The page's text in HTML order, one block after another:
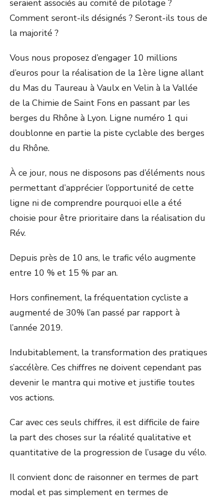
seraient associés au comité de pilotage ?
Comment seront-ils désignés ? Seront-ils tous de
la majorité ?
Vous nous proposez d’engager 10 millions
d’euros pour la réalisation de la 1ère ligne allant
du Mas du Taureau à Vaulx en Velin à la Vallée
de la Chimie de Saint Fons en passant par les
berges du Rhône à Lyon. Ligne numéro 1 qui
doublonne en partie la piste cyclable des berges
du Rhône.
À ce jour, nous ne disposons pas d’éléments nous
permettant d’apprécier l’opportunité de cette
ligne ni de comprendre pourquoi elle a été
choisie pour être prioritaire dans la réalisation du
Rév.
Depuis près de 10 ans, le trafic vélo augmente
entre 10 % et 15 % par an.
Hors confinement, la fréquentation cycliste a
augmenté de 30% l’an passé par rapport à
l’année 2019.
Indubitablement, la transformation des pratiques
s’accélère. Ces chiffres ne doivent cependant pas
devenir le mantra qui motive et justifie toutes
vos actions.
Car avec ces seuls chiffres, il est difficile de faire
la part des choses sur la réalité qualitative et
quantitative de la progression de l’usage du vélo.
Il convient donc de raisonner en termes de part
modal et pas simplement en termes de